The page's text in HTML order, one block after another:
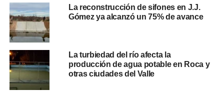
La reconstrucción de sifones en J.J.
Gómez ya alcanzó un 75% de avance
La turbiedad del río afecta la
producción de agua potable en Roca y
otras ciudades del Valle